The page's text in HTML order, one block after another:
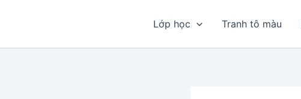
Lớp học Tranh tô màu